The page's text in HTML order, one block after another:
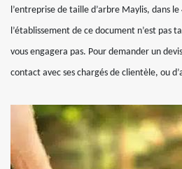
l’entreprise de taille d’arbre Maylis, dans
l’établissement de ce document n’est pas
vous engagera pas. Pour demander un
contact avec ses chargés de clientèle, ou